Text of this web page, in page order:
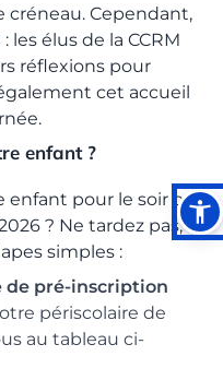
créneau. Cependant,
les élus de la CCRM
réflexions pour
cet accueil
enfant ?
enfant pour le soir ou
? Ne tardez pas, la
simples :
de pré-inscription
périscolaire de
au tableau ci-